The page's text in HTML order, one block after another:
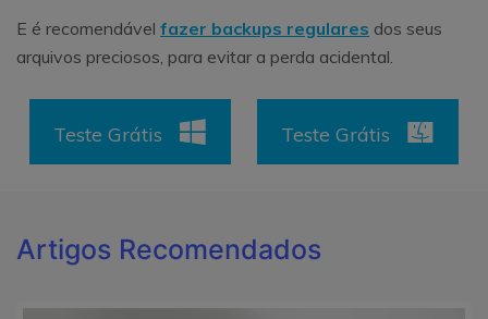
E é recomendável fazer backups regulares dos seus
arquivos preciosos, para evitar a perda acidental.
Teste Grátis Teste Grátis
Artigos Recomendados